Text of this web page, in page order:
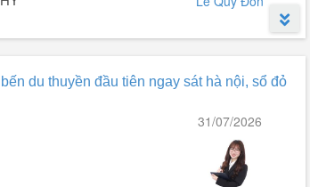
City.
tâm thương mại, phù hợp cho khách thích sầm
1.1 tỷ đồng.
du thuyền đầu tiên ngay sát hà nội, sổ đỏ
31/07/2026